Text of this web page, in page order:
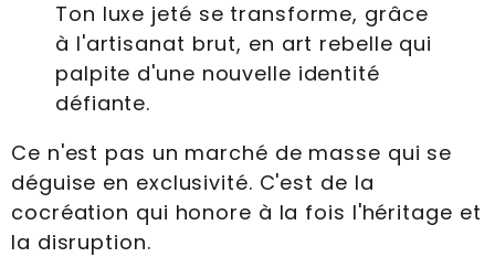
Ton luxe jeté se transforme, grâce
à l'artisanat brut, en art rebelle qui
palpite d'une nouvelle identité
défiante.
Ce n'est pas un marché de masse qui se
déguise en exclusivité. C'est de la
cocréation qui honore à la fois l'héritage et
la disruption.